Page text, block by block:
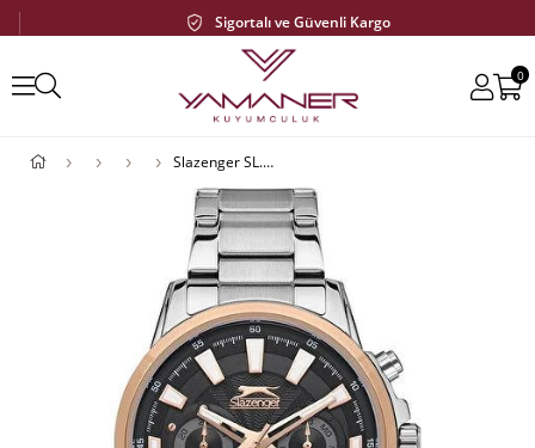
Sigortalı ve Güvenli Kargo
0
Slazenger SL.09.1955.2.04 Erkek Kol Saati